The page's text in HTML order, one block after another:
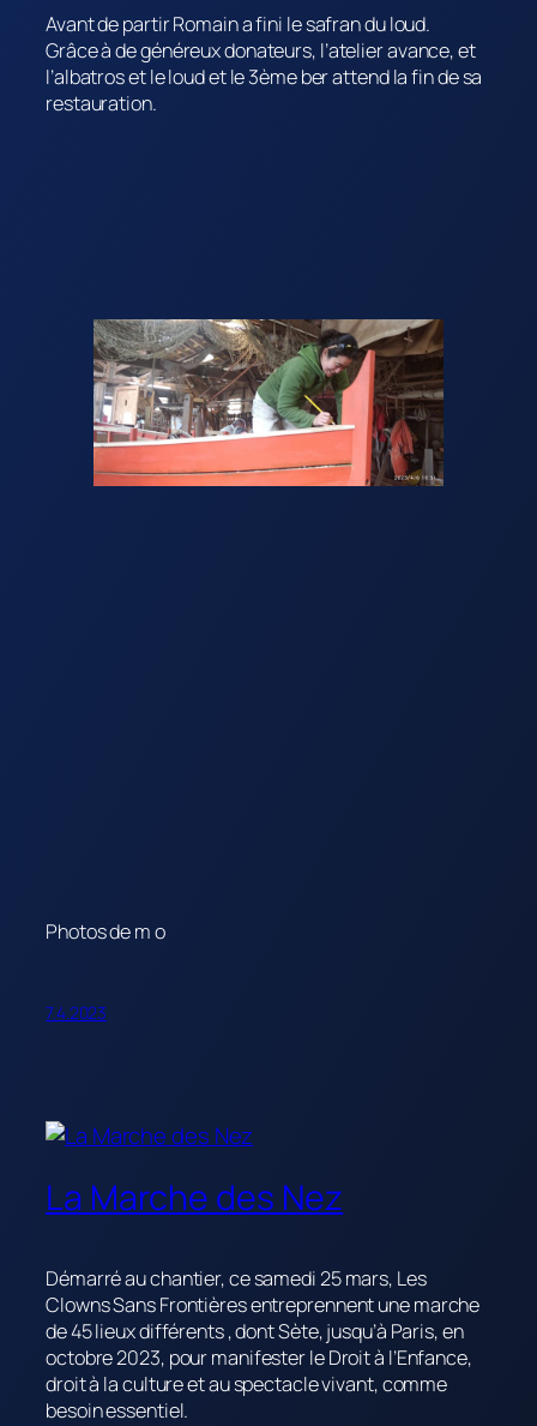
Avant de partir Romain a fini le safran du loud.
Grâce à de généreux donateurs, l’atelier avance, et
l’albatros et le loud et le 3ème ber attend la fin de sa
restauration.
Photos de m o
7.4.2023
La Marche des Nez
Démarré au chantier, ce samedi 25 mars, Les
Clowns Sans Frontières entreprennent une marche
de 45 lieux différents , dont Sète, jusqu’à Paris, en
octobre 2023, pour manifester le Droit à l’Enfance,
droit à la culture et au spectacle vivant, comme
besoin essentiel.